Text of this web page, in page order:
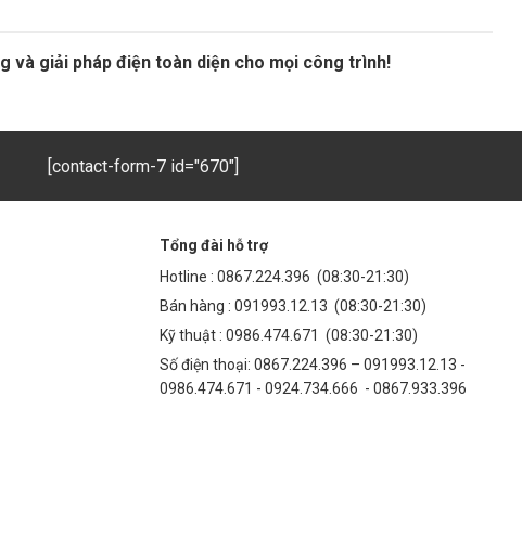
và giải pháp điện toàn diện cho mọi công trình!
[contact-form-7 id="670"]
Tổng đài hỗ trợ
Hotline : 0867.224.396 (08:30-21:30)
Bán hàng : 091993.12.13 (08:30-21:30)
Kỹ thuật : 0986.474.671 (08:30-21:30)
Số điện thoại: 0867.224.396 – 091993.12.13 -
0986.474.671 - 0924.734.666 - 0867.933.396